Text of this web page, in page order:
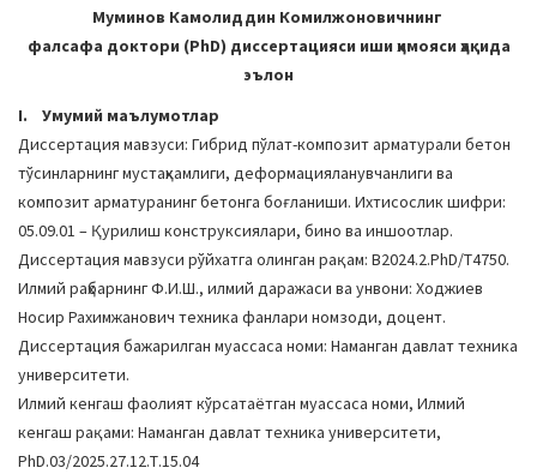
v
a
t
i
o
n
Муминов Камолиддин Комилжоновичнинг
фалсафа доктори (PhD) диссертацияси иши ҳимояси ҳақида
эълон
I. Умумий маълумотлар
Диссертация мавзуси: Гибрид пўлат-композит арматурали бетон
тўсинларнинг мустаҳкамлиги, деформацияланувчанлиги ва
композит арматуранинг бетонга боғланиши. Ихтисослик шифри:
05.09.01 – Қурилиш конструксиялари, бино ва иншоотлар.
Диссертация мавзуси рўйхатга олинган рақам: B2024.2.PhD/Т4750.
Илмий раҳбарнинг Ф.И.Ш., илмий даражаси ва унвони: Ходжиев
Носир Рахимжанович техника фанлари номзоди, доцент.
Диссертация бажарилган муассаса номи: Наманган давлат техника
университети.
Илмий кенгаш фаолият кўрсатаётган муассаса номи, Илмий
кенгаш рақами: Наманган давлат техника университети,
PhD.03/2025.27.12.Т.15.04